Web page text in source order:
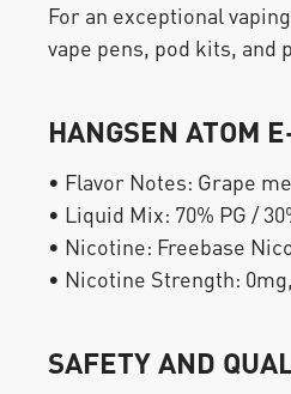
For an exceptional
vape pens, pod kits,
HANGSEN ATOM
• Flavor Notes: Grape
• Liquid Mix: 70% PG /
• Nicotine: Freebase
• Nicotine Strength:
SAFETY AND